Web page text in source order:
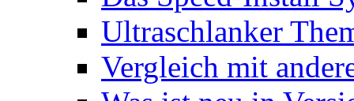
Ultraschlanker
Vergleich mit